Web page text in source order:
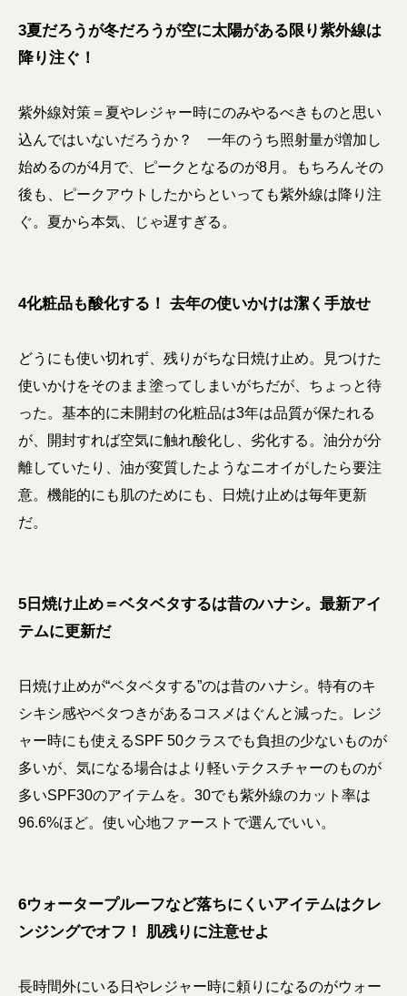
3夏だろうが冬だろうが空に太陽がある限り紫外線は
降り注ぐ！
紫外線対策＝夏やレジャー時にのみやるべきものと思い
込んではいないだろうか？ 一年のうち照射量が増加し
始めるのが4月で、ピークとなるのが8月。もちろんその
後も、ピークアウトしたからといっても紫外線は降り注
ぐ。夏から本気、じゃ遅すぎる。
4化粧品も酸化する！ 去年の使いかけは潔く手放せ
どうにも使い切れず、残りがちな日焼け止め。見つけた
使いかけをそのまま塗ってしまいがちだが、ちょっと待
った。基本的に未開封の化粧品は3年は品質が保たれる
が、開封すれば空気に触れ酸化し、劣化する。油分が分
離していたり、油が変質したようなニオイがしたら要注
意。機能的にも肌のためにも、日焼け止めは毎年更新
だ。
5日焼け止め＝ベタベタするは昔のハナシ。最新アイ
テムに更新だ
日焼け止めが“ベタベタする”のは昔のハナシ。特有のキ
シキシ感やベタつきがあるコスメはぐんと減った。レジ
ャー時にも使えるSPF 50クラスでも負担の少ないものが
多いが、気になる場合はより軽いテクスチャーのものが
多いSPF30のアイテムを。30でも紫外線のカット率は
96.6%ほど。使い心地ファーストで選んでいい。
6ウォータープルーフなど落ちにくいアイテムはクレ
ンジングでオフ！ 肌残りに注意せよ
長時間外にいる日やレジャー時に頼りになるのがウォー